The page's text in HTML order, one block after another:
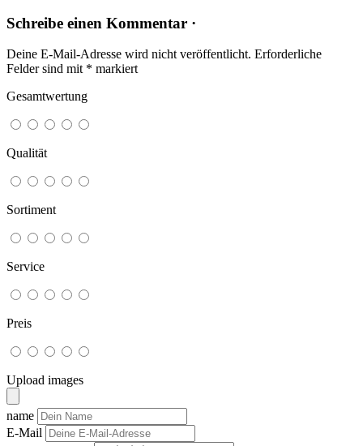
Schreibe einen Kommentar ·
Deine E-Mail-Adresse wird nicht veröffentlicht. Erforderliche
Felder sind mit * markiert
Gesamtwertung
Qualität
Sortiment
Service
Preis
Upload images
name
E-Mail